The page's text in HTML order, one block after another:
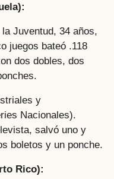
Juventud, 34 años,
juegos bateó .118
dos dobles, dos
y
Nacionales).
salvó uno y
boletos y un ponche.
Rico):